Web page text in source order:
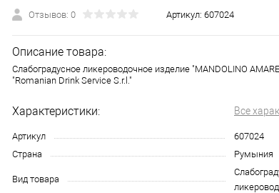
Отзывов: 0 Артикул: 607024
Описание товара:
Слабоградусное ликероводочное изделие "MANDOLINO
"Romanian Drink Service S.r.l."
Характеристики: Все
Артикул
607024
Страна
Румыния
Вид товара